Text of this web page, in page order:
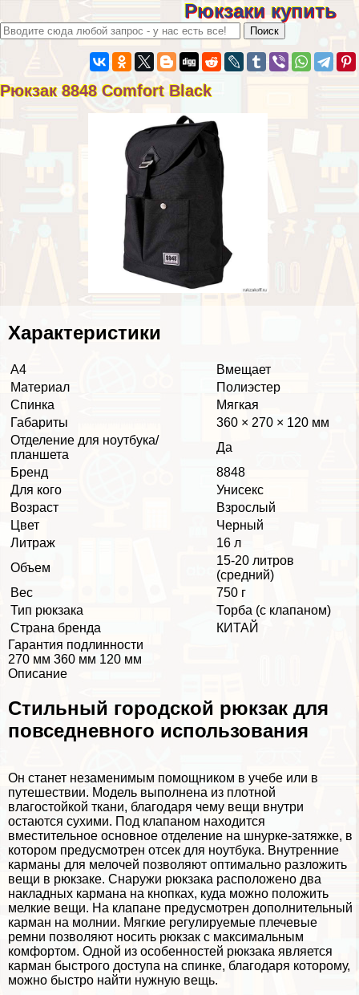
Рюкзаки купить
Рюкзак 8848 Comfort Black
Хаpaктеристики
А4
Вмещает
Материал
Полиэстер
Спинка
Мягкая
Габариты
360 × 270 × 120 мм
Отделение для ноутбука/
планшета
Да
Бренд
8848
Для кого
Униceкc
Возраст
Взрослый
Цвет
Черный
Литраж
16 л
Объем
15-20 литров
(средний)
Вес
750 г
Тип рюкзака
Торба (с клапаном)
Страна бренда
КИТАЙ
Гарантия подлинности
270 мм 360 мм 120 мм
Описание
Cтильный городской рюкзак для
повседневного использования
Он станет незаменимым помощником в учебе или в
путешествии. Модель выполнена из плотной
влагостойкой ткани, благодаря чему вещи внутри
остаются сухими. Под клапаном находится
вместительное основное отделение на шнурке-затяжке, в
котором предусмотрен отсек для ноутбука. Внутренние
карманы для мелочей позволяют оптимально разложить
вещи в рюкзаке. Снаружи рюкзака расположено два
накладных кармана на кнопках, куда можно положить
мелкие вещи. На клапане предусмотрен дополнительный
карман на молнии. Мягкие регулируемые плечевые
ремни позволяют носить рюкзак с максимальным
комфортом. Одной из особенностей рюкзака является
карман быстрого доступа на спинке, благодаря которому,
можно быстро найти нужную вещь.